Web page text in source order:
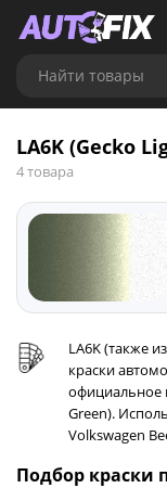
Найти товары
LA6K (Gecko
4 товара
LA6K (также
краски
официальное
Green).
Volkswagen
Подбор краски